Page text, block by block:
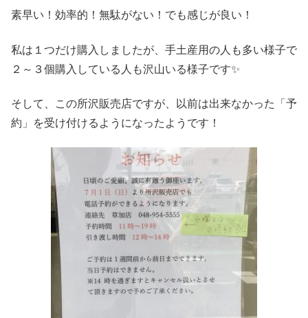
素早い！効率的！無駄がない！でも感じが良い！
私は１つだけ購入しましたが、手土産用の人も多い様子で
２～３個購入している人も沢山いる様子です✨
そして、この所沢販売店ですが、以前は出来なかった「予
約」を受け付けるようになったようです！